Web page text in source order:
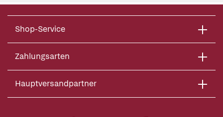
Shop-Service
Zahlungsarten
Hauptversandpartner